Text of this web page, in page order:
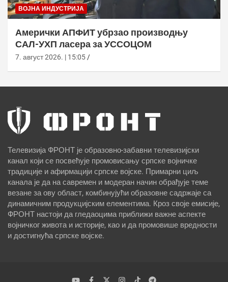
ВОЈНА ИНДУСТРИЈА
Амерички АПФИТ убрзао производњу
САЛ-УХП ласера за УССОЦОМ
7. август 2026. | 15:05
Телевизија ФРОНТ је образовно-забавни телевизијски
канал који се посвећује промовисању српске војничке
традиције и афирмацији српске војске. Примарни циљ
канала је да на савремен и модеран начин обрађује теме
везане за ову област, комбинујући образовне садржаје са
динамичним продукцијским елементима. Кроз своје емисије,
ФРОНТ настоји да гледаоцима приближи важне аспекте
војничког живота и историје, као и да промовише вредности
и достигнућа српске војске.